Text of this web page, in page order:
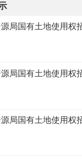
局国有土地使用权
局国有土地使用权
局国有土地使用权